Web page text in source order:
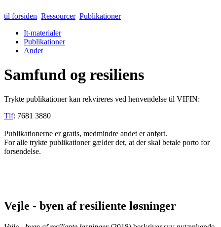
til forsiden Ressourcer Publikationer
It-materialer
Publikationer
Andet
Samfund og resiliens
Trykte publikationer kan rekvireres ved henvendelse til VIFIN:
Tlf: 7681 3880
Publikationerne er gratis, medmindre andet er anført.
For alle trykte publikationer gælder det, at der skal betale porto for
forsendelse.
Vejle - byen af resiliente løsninger